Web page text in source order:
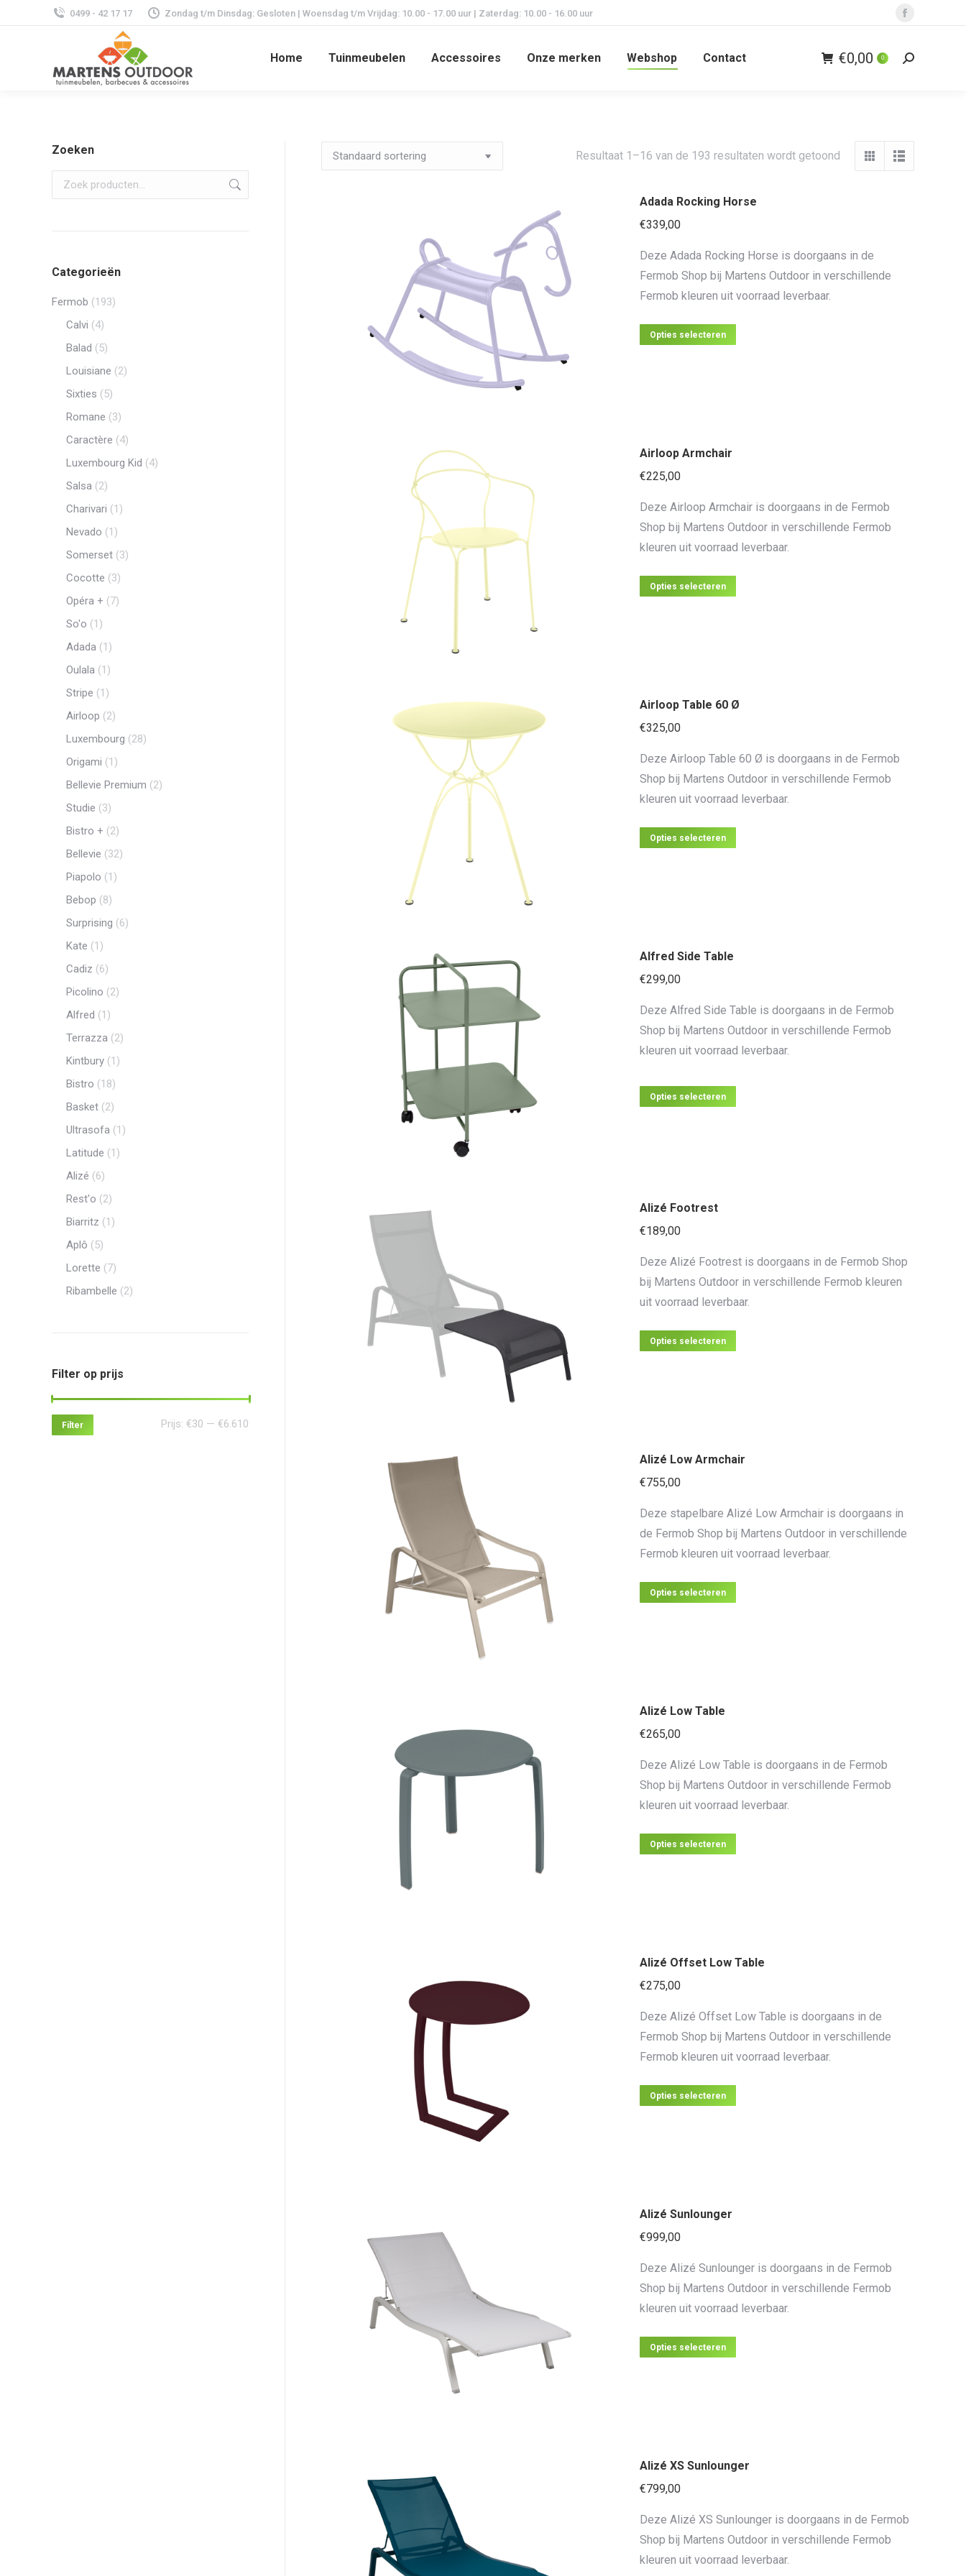
0499 - 42 17 17 Zondag t/m Dinsdag: Gesloten | Woensdag t/m Vrijdag: 10.00 - 17.00 uur | Zaterdag: 10.00 - 16.00 uur
Facebook
opens
Home Tuinmeubelen Accessoires Onze merken Webshop Contact €0,00 0 Zoeken:
Resultaat 1–16 van de 193 resultaten wordt getoond
Adada Rocking Horse
€339,00
Deze Adada Rocking Horse is doorgaans in de
Fermob Shop bij Martens Outdoor in verschillende
Fermob kleuren uit voorraad leverbaar.
Opties selecteren
worden
op
de
productpagina
Airloop Armchair
€225,00
Deze Airloop Armchair is doorgaans in de Fermob
Shop bij Martens Outdoor in verschillende Fermob
kleuren uit voorraad leverbaar.
Opties selecteren
optie
worden
op
de
productpagina
Airloop Table 60 Ø
€325,00
Deze Airloop Table 60 Ø is doorgaans in de Fermob
Shop bij Martens Outdoor in verschillende Fermob
kleuren uit voorraad leverbaar.
Opties selecteren
worden
op
de
Alfred Side Table
€299,00
Deze Alfred Side Table is doorgaans in de Fermob
Shop bij Martens Outdoor in verschillende Fermob
kleuren uit voorraad leverbaar.
Opties selecteren
gekozen
worden
op
Alizé Footrest
€189,00
Deze Alizé Footrest is doorgaans in de Fermob Shop
bij Martens Outdoor in verschillende Fermob kleuren
uit voorraad leverbaar.
Opties selecteren
optie
worden
op
de
productpagina
Alizé Low Armchair
€755,00
Deze stapelbare Alizé Low Armchair is doorgaans in
de Fermob Shop bij Martens Outdoor in verschillende
Fermob kleuren uit voorraad leverbaar.
Opties selecteren
worden
op
de
productpagina
Alizé Low Table
€265,00
Deze Alizé Low Table is doorgaans in de Fermob
Shop bij Martens Outdoor in verschillende Fermob
kleuren uit voorraad leverbaar.
Opties selecteren
optie
worden
op
de
productpagina
Alizé Offset Low Table
€275,00
Deze Alizé Offset Low Table is doorgaans in de
Fermob Shop bij Martens Outdoor in verschillende
Fermob kleuren uit voorraad leverbaar.
Opties selecteren
worden
op
de
productpagina
Alizé Sunlounger
€999,00
Deze Alizé Sunlounger is doorgaans in de Fermob
Shop bij Martens Outdoor in verschillende Fermob
kleuren uit voorraad leverbaar.
Opties selecteren
optie
worden
op
de
Alizé XS Sunlounger
€799,00
Deze Alizé XS Sunlounger is doorgaans in de Fermob
Shop bij Martens Outdoor in verschillende Fermob
kleuren uit voorraad leverbaar.
Zoeken
Categorieën
Fermob (193)
Calvi (4)
Balad (5)
Louisiane (2)
Sixties (5)
Romane (3)
Caractère (4)
Luxembourg Kid (4)
Salsa (2)
Charivari (1)
Nevado (1)
Somerset (3)
Cocotte (3)
Opéra + (7)
So'o (1)
Adada (1)
Oulala (1)
Stripe (1)
Airloop (2)
Luxembourg (28)
Origami (1)
Bellevie Premium (2)
Studie (3)
Bistro + (2)
Bellevie (32)
Piapolo (1)
Bebop (8)
Surprising (6)
Kate (1)
Cadiz (6)
Picolino (2)
Alfred (1)
Terrazza (2)
Kintbury (1)
Bistro (18)
Basket (2)
Ultrasofa (1)
Latitude (1)
Alizé (6)
Rest'o (2)
Biarritz (1)
Aplô (5)
Lorette (7)
Ribambelle (2)
Filter op prijs
Filter Prijs: €30 — €6.610